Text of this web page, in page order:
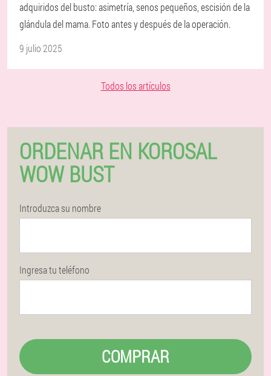
adquiridos del busto: asimetría, senos pequeños, escisión de la
glándula del mama. Foto antes y después de la operación.
9 julio 2025
Todos los artículos
ORDENAR EN KOROSAL
WOW BUST
Introduzca su nombre
Ingresa tu teléfono
COMPRAR